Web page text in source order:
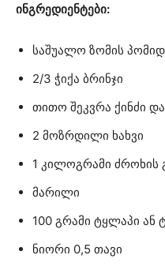
ინგრედიენტები:
საშუალო ზომის
2/3 ჭიქა ბრინჯი
თითო შეკვრა ქინძი
2 მოზრდილი ხახვი
1 კილოგრამი ძროხის
მარილი
100 გრამი ტყლაპი ან
ნიორი 0,5 თავი